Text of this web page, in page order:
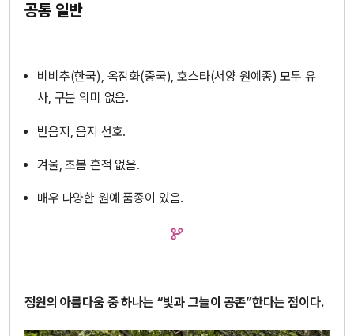
공통 일반
비비추(한국), 옥잠화(중국), 호스타(서양 원예종) 모두 유
사, 구분 의미 없음.
반음지, 음지 선호.
겨울, 초봄 흔적 없음.
매우 다양한 원예 품종이 있음.
정원의 아름다움 중 하나는 “빛과 그늘이 공존”한다는 점이다.